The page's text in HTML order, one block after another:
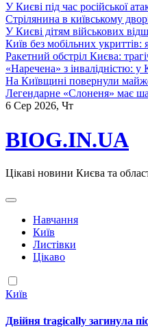
У Києві під час російської
Стрілянина в київському
У Києві дітям військових
Київ без мобільних
Ракетний обстріл Києва:
«Наречена» з інвалідністю:
На Київщині повернули
Легендарне «Слоненя» має
6 Сер 2026, Чт
BIOG.IN.UA
Цікаві новини Києва та
Навчання
Київ
Листівки
Цікаво
Київ
Двійня tragically загинула